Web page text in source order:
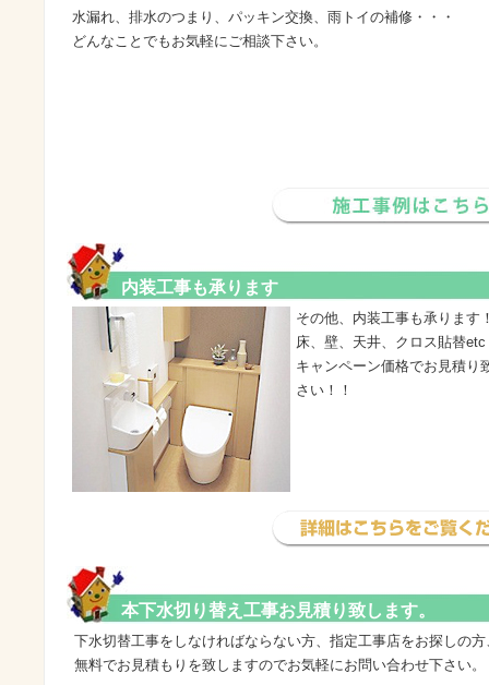
水漏れ、排水のつまり、パッキン交換、雨トイの補修・・・
どんなことでもお気軽にご相談下さい。
内装工事も承ります
その他、内装工事も承ります
床、壁、天井、クロス貼替
キャンペーン価格でお見積り
さい！！
本下水切り替え工事お見積り致します。
下水切替工事をしなければならない方、指定工事店をお探しの方
無料でお見積もりを致しますのでお気軽にお問い合わせ下さい。